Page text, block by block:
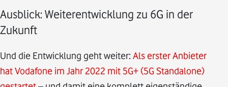
Ausblick: Weiterentwicklung zu 6G in der
Zukunft
Und die Entwicklung geht weiter: Als erster Anbieter
hat Vodafone im Jahr 2022 mit 5G+ (5G Standalone)